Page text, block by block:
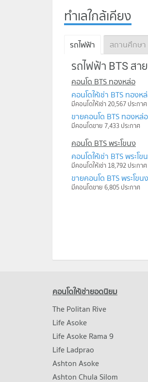
ทำเลใกล้เคียง
รถไฟฟ้า สถานศึกษา
รถไฟฟ้า BTS สา
คอนโด BTS ทองหล่อ
คอนโดให้เช่า BTS ทองห
มีคอนโดให้เช่า 20,567 ประกาศ
ขายคอนโด BTS ทองหล่อ
มีคอนโดขาย 7,433 ประกาศ
คอนโด BTS พระโขนง
คอนโดให้เช่า BTS พระโข
มีคอนโดให้เช่า 18,792 ประกาศ
ขายคอนโด BTS พระโขนง
มีคอนโดขาย 6,805 ประกาศ
คอนโดให้เช่ายอดนิยม
The Politan Rive
Life Asoke
Life Asoke Rama 9
Life Ladprao
Ashton Asoke
Ashton Chula Silom